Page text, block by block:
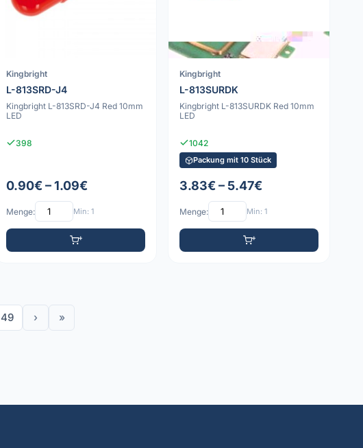
Kingbright
L-813SRD-J4
Kingbright L-813SRD-J4 Red 10mm
LED
398
0.90€ – 1.09€
Menge: Min: 1
Kingbright
L-813SURDK
Kingbright L-813SURDK Red 10mm
LED
1042
Packung mit 10 Stück
3.83€ – 5.47€
Menge: Min: 1
49 › »